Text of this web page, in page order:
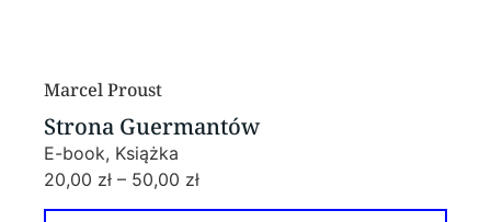
Marcel Proust
Strona Guermantów
E-book, Książka
20,00 zł – 50,00 zł